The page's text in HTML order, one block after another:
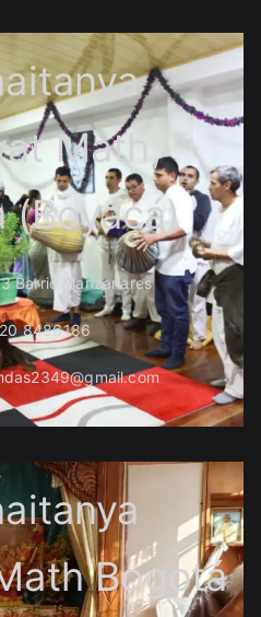
Math,
(Boyacá)
Barrio Manzanares
8486186
Bogotá